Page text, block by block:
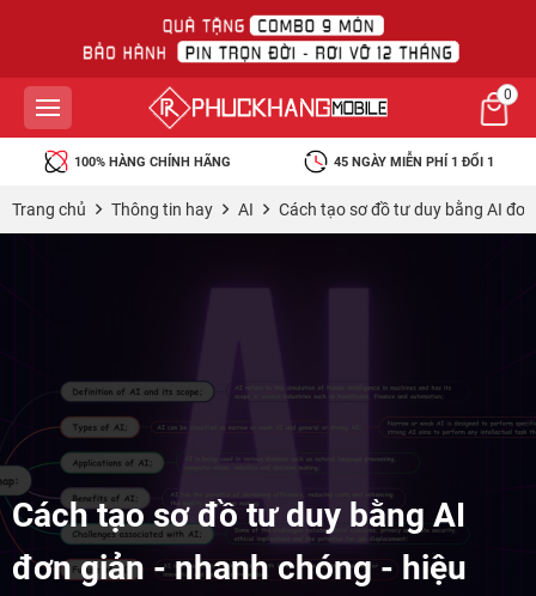
0
45 NGÀY MIỄN PHÍ 1 ĐỔI 1 BẢO HÀNH RƠI VỠ MIỄN PHÍ
Trang chủ Thông tin hay AI Cách tạo sơ đồ tư duy bằng AI
Cách tạo sơ đồ tư duy bằng AI
đơn giản - nhanh chóng - hiệu